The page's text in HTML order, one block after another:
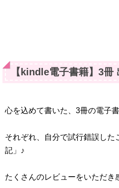
【kindle電子書籍】3
心を込めて書いた、3冊の電子書
それぞれ、自分で試行錯誤した
記」♪
たくさんのレビューをいただき